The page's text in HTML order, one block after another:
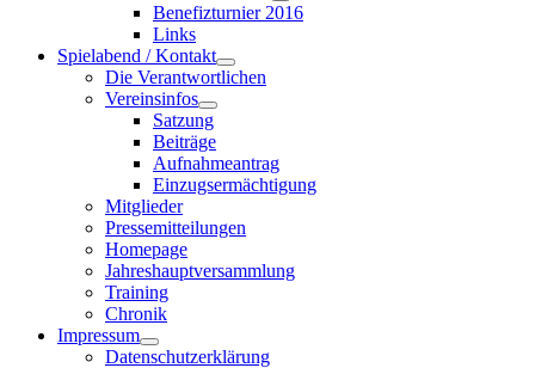
Benefizturnier 2016
Links
Spielabend / Kontakt
Die Verantwortlichen
Vereinsinfos
Satzung
Beiträge
Aufnahmeantrag
Einzugsermächtigung
Mitglieder
Pressemitteilungen
Homepage
Jahreshauptversammlung
Training
Chronik
Impressum
Datenschutzerklärung